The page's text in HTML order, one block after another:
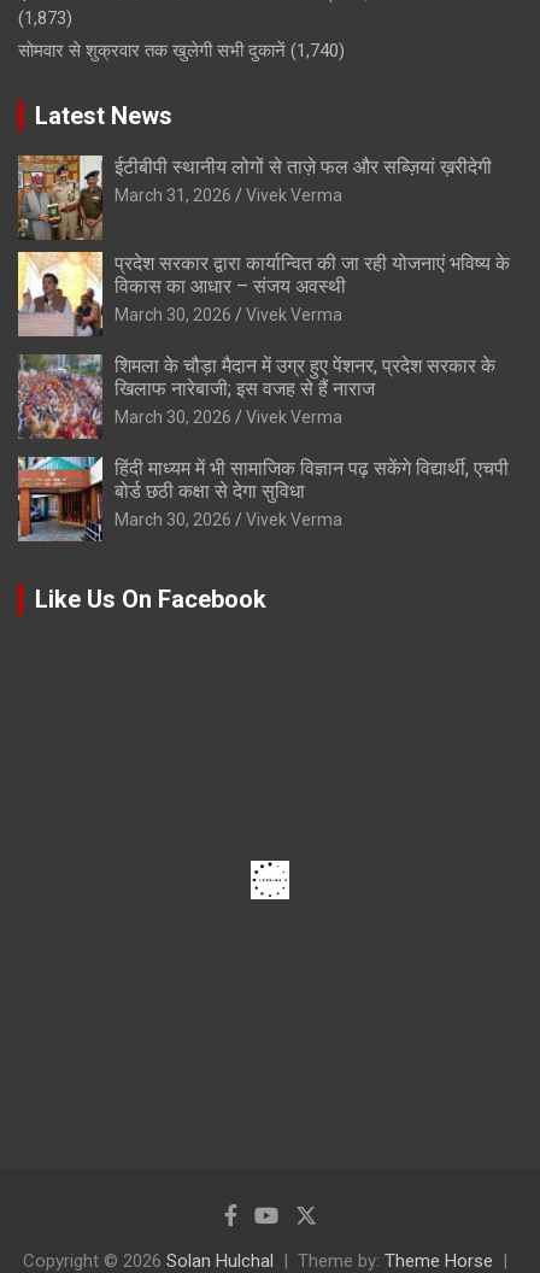
(1,873)
सोमवार से शुक्रवार तक खुलेगी सभी दुकानें (1,740)
Latest News
ईटीबीपी स्थानीय लोगों से ताज़े फल और सब्ज़ियां ख़रीदेगी
March 31, 2026 Vivek Verma
प्रदेश सरकार द्वारा कार्यान्वित की जा रही योजनाएं भविष्य के
विकास का आधार – संजय अवस्थी
March 30, 2026 Vivek Verma
शिमला के चौड़ा मैदान में उग्र हुए पेंशनर, प्रदेश सरकार के
खिलाफ नारेबाजी; इस वजह से हैं नाराज
March 30, 2026 Vivek Verma
हिंदी माध्यम में भी सामाजिक विज्ञान पढ़ सकेंगे विद्यार्थी, एचपी
बोर्ड छठी कक्षा से देगा सुविधा
March 30, 2026 Vivek Verma
Like Us On Facebook
Copyright © 2026 Solan Hulchal Theme by: Theme Horse